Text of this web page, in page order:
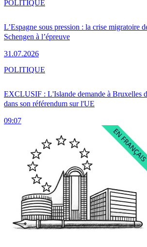
L’Espagne sous pression : la crise migratoire
Schengen à l’épreuve
31.07.2026
POLITIQUE
EXCLUSIF : L'Islande demande à Bruxelles
dans son référendum sur l'UE
09:07
POLITIQUE